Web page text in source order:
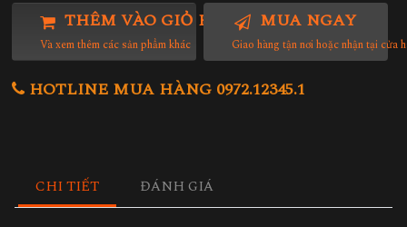
THÊM VÀO GIỎ HÀNG
Và xem thêm các sản phẩm khác
MUA NGAY
Giao hàng tận nơi hoặc nhận tại cửa
HOTLINE MUA HÀNG 0972.12345.1
CHI TIẾT ĐÁNH GIÁ